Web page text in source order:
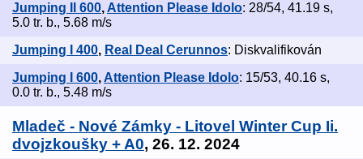
Jumping II 600, Attention Please Idolo: 28/54, 41.19 s,
5.0 tr. b., 5.68 m/s
Jumping I 400, Real Deal Cerunnos: Diskvalifikován
Jumping I 600, Attention Please Idolo: 15/53, 40.16 s,
0.0 tr. b., 5.48 m/s
Mladeč - Nové Zámky - Litovel Winter Cup Ii.
dvojzkoušky + A0, 26. 12. 2024